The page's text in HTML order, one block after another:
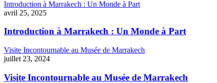
Introduction à Marrakech : Un Monde à Part
avril 25, 2025
Introduction à Marrakech : Un Monde à Part
Visite Incontournable au Musée de Marrakech
juillet 23, 2024
Visite Incontournable au Musée de Marrakech